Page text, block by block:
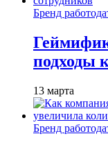
Бренд
подходы
13 марта
Бренд